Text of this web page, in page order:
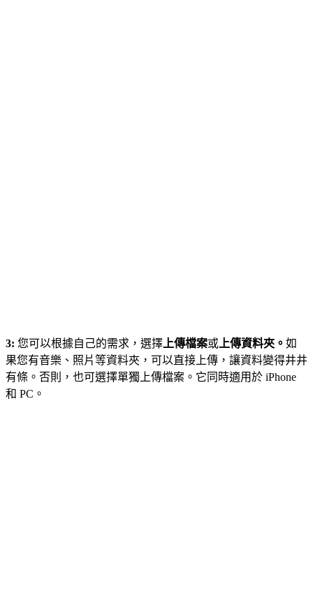
3: 您可以根據自己的需求，選擇 上傳檔案或 上傳資料夾。 如
果您有音樂、照片等資料夾，可以直接上傳，讓資料變得井井
有條。否則，也可選擇單獨上傳檔案。它同時適用於 iPhone
和 PC。